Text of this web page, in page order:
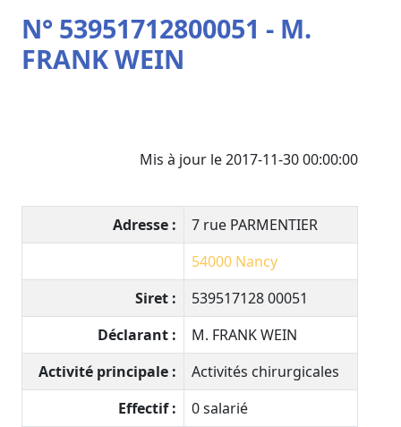
N° 53951712800051 - M.
FRANK WEIN
Mis à jour le 2017-11-30 00:00:00
Adresse :
7 rue PARMENTIER
54000 Nancy
Siret :
539517128 00051
Déclarant :
M. FRANK WEIN
Activité principale :
Activités chirurgicales
Effectif :
0 salarié